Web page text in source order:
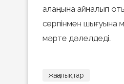
алаңына айналып
серпінмен шығуына
мәрте дәлелдеді.
жаңалықтар